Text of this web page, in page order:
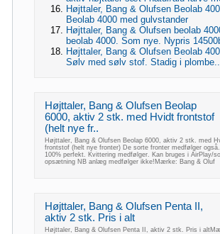
Højttaler, Bang & Olufsen Beolab
Beolab 4000 med gulvstander
Højttaler, Bang & Olufsen beolab
beolab 4000. Som nye. Nypris
Højttaler, Bang & Olufsen Beolab
Sølv med sølv stof. Stadig i plombe..
Højttaler, Bang & Olufsen Beolap
6000, aktiv 2 stk. med Hvidt frontstof
(helt nye fr..
Højttaler, Bang & Olufsen Beolap 6000, aktiv 2 stk. med
frontstof (helt nye fronter) De sorte fronter medfølger
100% perfekt. Kvittering medfølger. Kan bruges i AirPlay/
opsætning NB anlæg medfølger ikke!Mærke: Bang & Oluf
Højttaler, Bang & Olufsen Penta II,
aktiv 2 stk. Pris i alt
Højttaler, Bang & Olufsen Penta II, aktiv 2 stk. Pris i